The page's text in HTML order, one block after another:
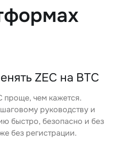
ZEC на BTC
проще, чем кажется.
руководству и
быстро, безопасно и без
без регистрации.